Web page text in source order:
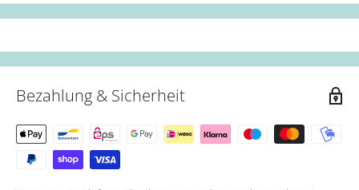
36W UV Lampe für 60s oder 12W LED Lampe für 30s.)
(Aushärtung: 36W UV Lampe für 90s oder 12W LED Lampe für
Lampe für 90s oder 12W LED Lampe für 60s.)
Bezahlung & Sicherheit